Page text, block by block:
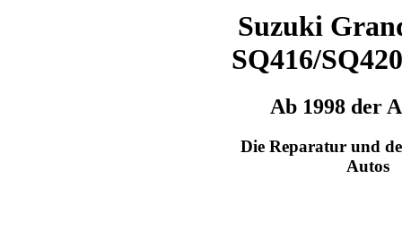
Suzuki
SQ416/
Ab 1998 der
Die Reparatur und
Autos